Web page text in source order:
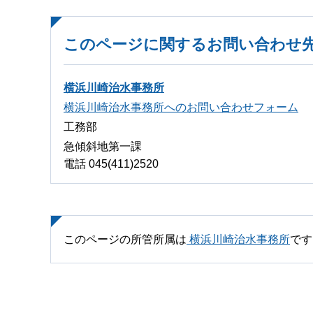
このページに関するお問い合わせ
横浜川崎治水事務所
横浜川崎治水事務所へのお問い合わせフォーム
工務部
急傾斜地第一課
電話 045(411)2520
このページの所管所属は 横浜川崎治水事務所で